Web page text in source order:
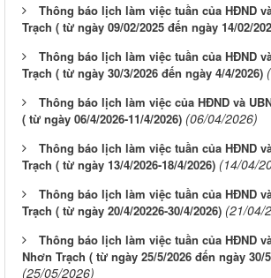
Thông báo lịch làm việc tuần của HĐND
Trạch ( từ ngày 09/02/2025 đến ngày 14/02/
Thông báo lịch làm việc tuần của HĐND
Trạch ( từ ngày 30/3/2026 đến ngày 4/4/2026)
Thông báo lịch làm việc của HĐND và
( từ ngày 06/4/2026-11/4/2026) (06/04/2026)
Thông báo lịch làm việc tuần của HĐND
Trạch ( từ ngày 13/4/2026-18/4/2026) (14/04/
Thông báo lịch làm việc tuần của HĐND
Trạch ( từ ngày 20/4/20226-30/4/2026) (21/04/
Thông báo lịch làm việc tuần của HĐND
Nhơn Trạch ( từ ngày 25/5/2026 đến ngày 30/
(25/05/2026)